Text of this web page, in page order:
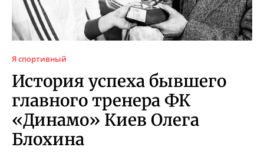
Я спортивный
История успеха бывшего
главного тренера ФК
«Динамо» Киев Олега
Блохина